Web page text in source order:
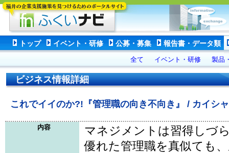
トップ イベント・研修 公募・募集 報告書・データ類
全て イベント・研修 製品
ビジネス情報詳細
これでイイのか?!『管理職の向き不向き』 / カイシ
内容
マネジメントは習得しづ
優れた管理職を真似ても